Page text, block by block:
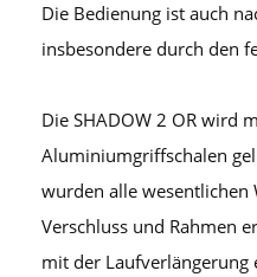
Die Bedienung ist auch
insbesondere durch den
Die SHADOW 2 OR wird
Aluminiumgriffschalen
wurden alle
Verschluss und Rahmen
mit der Laufverlängerung